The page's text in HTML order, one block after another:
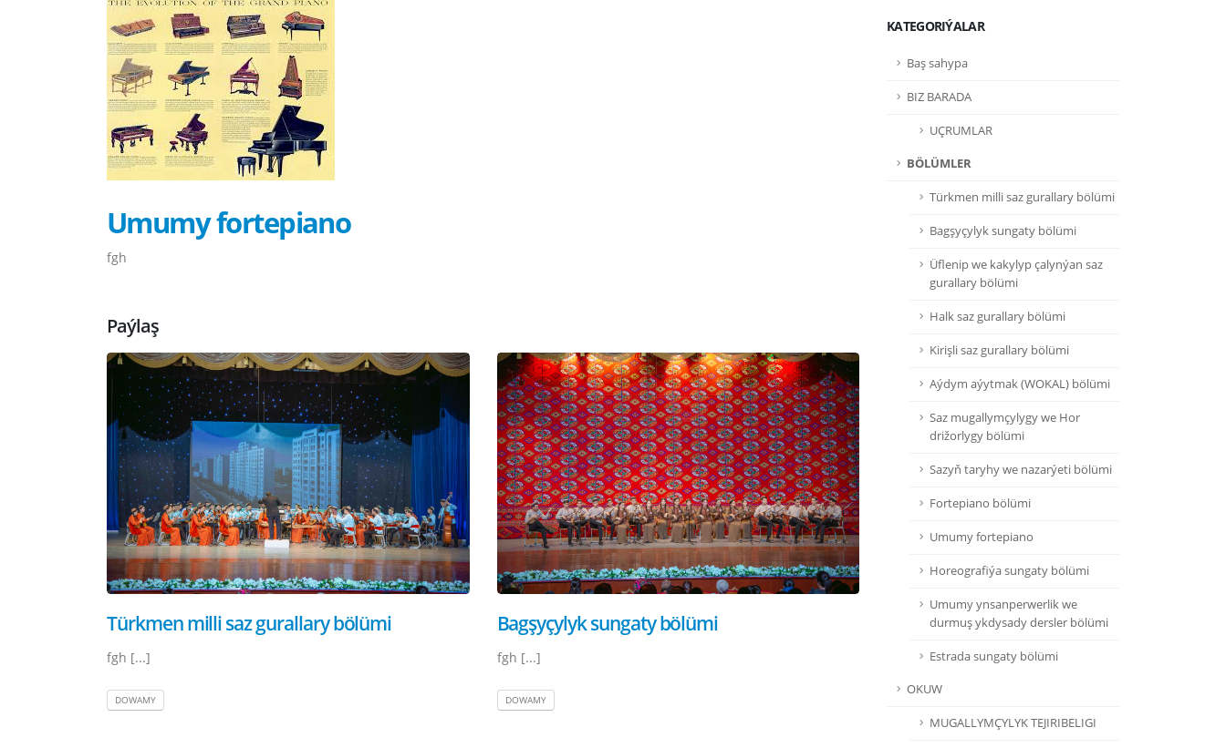
Umumy fortepiano
fgh
Paýlaş
Türkmen milli saz gurallary bölümi
fgh [...]
DOWAMY
Bagşyçylyk sungaty bölümi
fgh [...]
DOWAMY
KATEGORIÝALAR
Baş sahypa
BIZ BARADA
UÇRUMLAR
BÖLÜMLER
Türkmen milli saz gurallary bölümi
Bagşyçylyk sungaty bölümi
Üflenip we kakylyp çalynýan saz
gurallary bölümi
Halk saz gurallary bölümi
Kirişli saz gurallary bölümi
Aýdym aýytmak (WOKAL) bölümi
Saz mugallymçylygy we Hor
drižorlygy bölümi
Sazyň taryhy we nazarýeti bölümi
Fortepiano bölümi
Umumy fortepiano
Horeografiýa sungaty bölümi
Umumy ynsanperwerlik we
durmuş ykdysady dersler bölümi
Estrada sungaty bölümi
OKUW
MUGALLYMÇYLYK TEJIRIBELIGI